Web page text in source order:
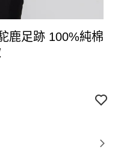
鹿足跡 100%純棉